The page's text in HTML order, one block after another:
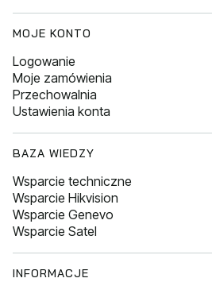
MOJE KONTO
Logowanie
Moje zamówienia
Przechowalnia
Ustawienia konta
BAZA WIEDZY
Wsparcie techniczne
Wsparcie Hikvision
Wsparcie Genevo
Wsparcie Satel
INFORMACJE